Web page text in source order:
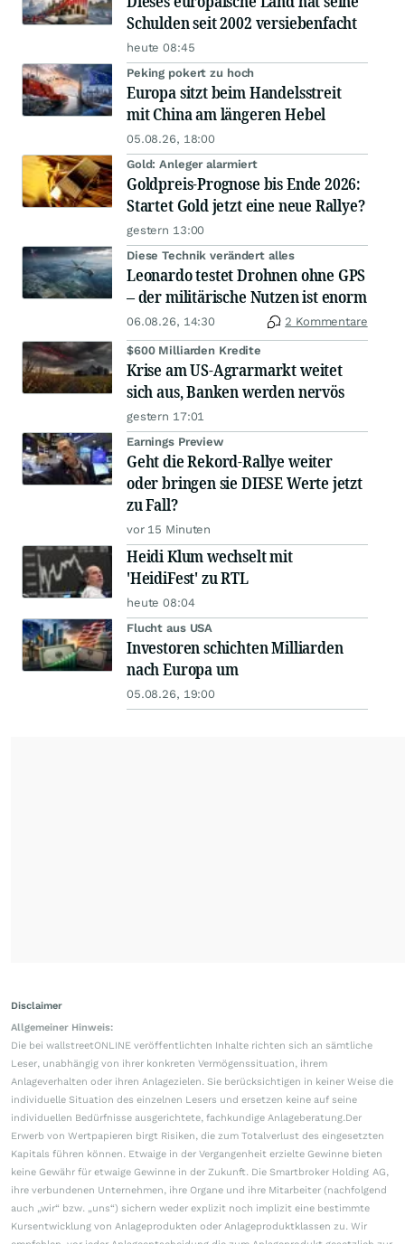
Schulden seit 2002 versiebenfacht
heute 08:45
Peking pokert zu hoch
Europa sitzt beim Handelsstreit
mit China am längeren Hebel
05.08.26, 18:00
Gold: Anleger alarmiert
Goldpreis-Prognose bis Ende 2026:
Startet Gold jetzt eine neue Rallye?
gestern 13:00
Diese Technik verändert alles
Leonardo testet Drohnen ohne GPS
– der militärische Nutzen ist enorm
06.08.26, 14:30 2 Kommentare
$600 Milliarden Kredite
Krise am US-Agrarmarkt weitet
sich aus, Banken werden nervös
gestern 17:01
Earnings Preview
Geht die Rekord-Rallye weiter
oder bringen sie DIESE Werte jetzt
zu Fall?
vor 15 Minuten
Heidi Klum wechselt mit
'HeidiFest' zu RTL
heute 08:04
Flucht aus USA
Investoren schichten Milliarden
nach Europa um
05.08.26, 19:00
Disclaimer
Allgemeiner Hinweis:
Die bei wallstreetONLINE veröffentlichten Inhalte richten sich an sämtliche
Leser, unabhängig von ihrer konkreten Vermögenssituation, ihrem
Anlageverhalten oder ihren Anlagezielen. Sie berücksichtigen in keiner Weise die
individuelle Situation des einzelnen Lesers und ersetzen keine auf seine
individuellen Bedürfnisse ausgerichtete, fachkundige Anlageberatung.Der
Erwerb von Wertpapieren birgt Risiken, die zum Totalverlust des eingesetzten
Kapitals führen können. Etwaige in der Vergangenheit erzielte Gewinne bieten
keine Gewähr für etwaige Gewinne in der Zukunft. Die Smartbroker Holding AG,
ihre verbundenen Unternehmen, ihre Organe und ihre Mitarbeiter (nachfolgend
auch „wir“ bzw. „uns“) sichern weder explizit noch implizit eine bestimmte
Kursentwicklung von Anlageprodukten oder Anlageproduktklassen zu. Wir